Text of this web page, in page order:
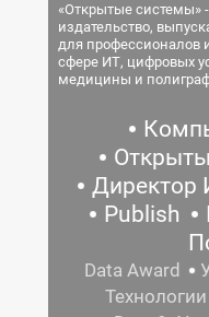
«Открытые системы»
издательство,
для профессионалов
сфере ИТ, цифровых
медицины и
Директор
Publish
Data Award